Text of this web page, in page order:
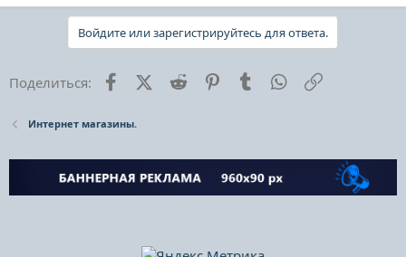
Войдите или зарегистрируйтесь для ответа.
Поделиться: FacebookX (Twitter)
Reddit PinterestTumblr WhatsApp
Интернет магазины.